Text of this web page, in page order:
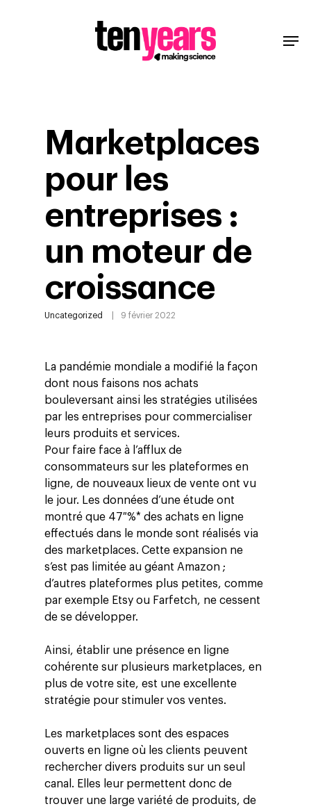
Marketplaces
pour les
entreprises :
un moteur de
croissance
Uncategorized 9 février 2022
La pandémie mondiale a modifié la façon
dont nous faisons nos achats
bouleversant ainsi les stratégies utilisées
par les entreprises pour commercialiser
leurs produits et services.
Pour faire face à l’afflux de
consommateurs sur les plateformes en
ligne, de nouveaux lieux de vente ont vu
le jour. Les données d’une étude ont
montré que 47 %* des achats en ligne
effectués dans le monde sont réalisés via
des marketplaces. Cette expansion ne
s’est pas limitée au géant Amazon ;
d’autres plateformes plus petites, comme
par exemple Etsy ou Farfetch, ne cessent
de se développer.
Ainsi, établir une présence en ligne
cohérente sur plusieurs marketplaces, en
plus de votre site, est une excellente
stratégie pour stimuler vos ventes.
Les marketplaces sont des espaces
ouverts en ligne où les clients peuvent
rechercher divers produits sur un seul
canal. Elles leur permettent donc de
trouver une large variété de produits, de